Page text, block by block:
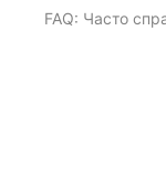
FAQ: Часто